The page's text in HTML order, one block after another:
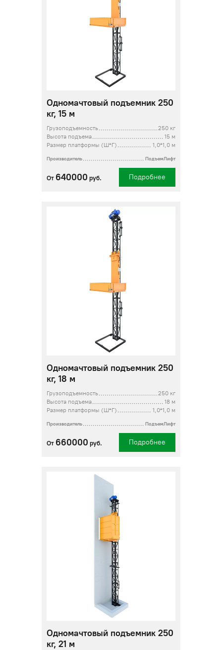
Одномачтовый подъемник 250
кг, 15 м
Грузоподъемность
250 кг
Высота подъема
15 м
Размер платформы (Ш*Г)
1,0*1,0 м
Производитель ПодъемЛифт
От 640000 руб. Подробнее
Одномачтовый подъемник 250
кг, 18 м
Грузоподъемность
250 кг
Высота подъема
18 м
Размер платформы (Ш*Г)
1,0*1,0 м
Производитель ПодъемЛифт
От 660000 руб. Подробнее
Одномачтовый подъемник 250
кг, 21 м